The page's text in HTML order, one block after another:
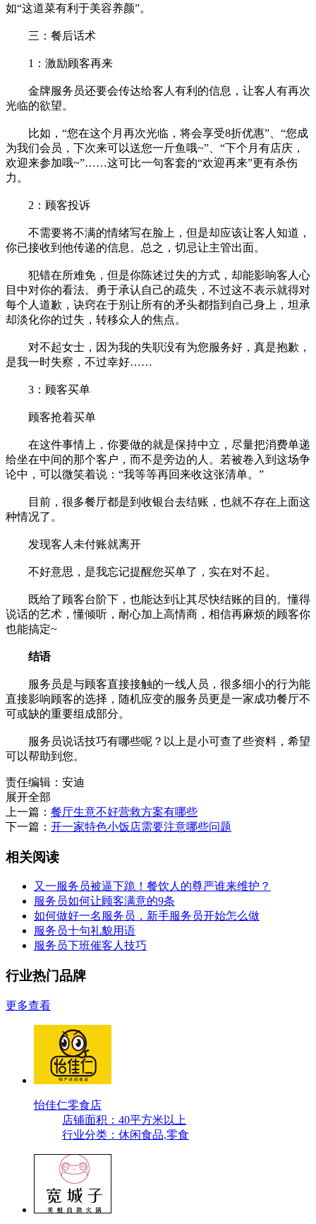
如“这道菜有利于美容养颜”。
三：餐后话术
1：激励顾客再来
金牌服务员还要会传达给客人有利的信息，让客人有再次
光临的欲望。
比如，“您在这个月再次光临，将会享受8折优惠”、“您成
为我们会员，下次来可以送您一斤鱼哦~”、“下个月有店庆，
欢迎来参加哦~”……这可比一句客套的“欢迎再来”更有杀伤
力。
2：顾客投诉
不需要将不满的情绪写在脸上，但是却应该让客人知道，
你已接收到他传递的信息。总之，切忌让主管出面。
犯错在所难免，但是你陈述过失的方式，却能影响客人心
目中对你的看法。勇于承认自己的疏失，不过这不表示就得对
每个人道歉，诀窍在于别让所有的矛头都指到自己身上，坦承
却淡化你的过失，转移众人的焦点。
对不起女士，因为我的失职没有为您服务好，真是抱歉，
是我一时失察，不过幸好……
3：顾客买单
顾客抢着买单
在这件事情上，你要做的就是保持中立，尽量把消费单递
给坐在中间的那个客户，而不是旁边的人。若被卷入到这场争
论中，可以微笑着说：“我等等再回来收这张清单。”
目前，很多餐厅都是到收银台去结账，也就不存在上面这
种情况了。
发现客人未付账就离开
不好意思，是我忘记提醒您买单了，实在对不起。
既给了顾客台阶下，也能达到让其尽快结账的目的。懂得
说话的艺术，懂倾听，耐心加上高情商，相信再麻烦的顾客你
也能搞定~
结语
服务员是与顾客直接接触的一线人员，很多细小的行为能
直接影响顾客的选择，随机应变的服务员更是一家成功餐厅不
可或缺的重要组成部分。
服务员说话技巧有哪些呢？以上是小可查了些资料，希望
可以帮助到您。
责任编辑：安迪
展开全部
上一篇： 餐厅生意不好营救方案有哪些
下一篇： 开一家特色小饭店需要注意哪些问题
相关阅读
又一服务员被逼下跪！餐饮人的尊严谁来维护？
服务员如何让顾客满意的9条
如何做好一名服务员，新手服务员开始怎么做
服务员十句礼貌用语
服务员下班催客人技巧
行业热门品牌
更多查看
怡佳仁零食店
店铺面积：40平方米以上
行业分类：休闲食品,零食